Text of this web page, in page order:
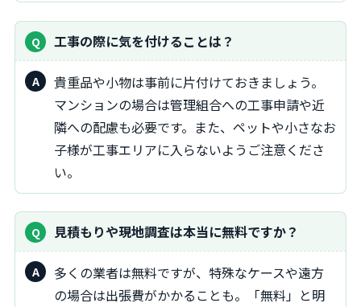
工事の際に気を付けることは？
貴重品や小物は事前に片付けておきましょう。
マンションの場合は管理組合への工事申請や近
隣への配慮も必要です。また、ペットや小さなお
子様が工事エリアに入らないようご注意くださ
い。
見積もりや現地調査は本当に無料ですか？
多くの業者は無料ですが、特殊なケースや遠方
の場合は出張費がかかることも。「無料」と明